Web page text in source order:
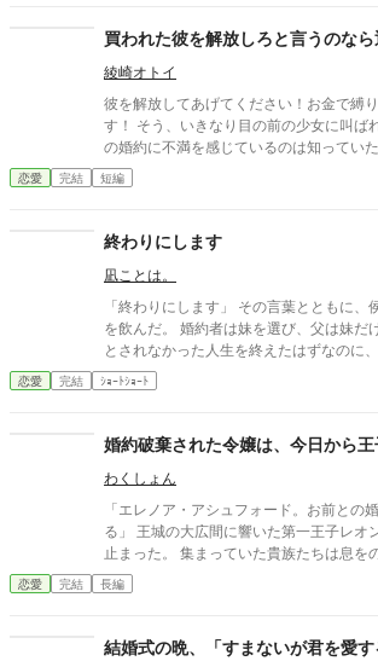
買われた彼を解放しろと言うのなら
綾崎オトイ
彼を解放してあげてください！お金で縛
す！ そう、いきなり目の前の少女に叫ばれたルーナ。 婚約者がこ
の婚約に不満を感じているのは知っていた。 ルーナにはお金
るが、婚約者への愛は無い。 その名前だ
れるほどのルーナの家との繋がりを切っ
あ事実と言えるだろう。だからルーナは
品することにした。 ※勢いだけでざまぁが書きたかっただけの話
ざまぁ要素薄め、恋愛要素も薄め
恋愛 完結 短編
終わりにします
凪ことは。
「終わりにします」 その言葉とともに、侯爵令嬢シルヴィアは毒
を飲んだ。 婚約者は妹を選び、父は妹だけを信じた。 誰にも必要
とされなかった人生を終えたはずなのに
へと時間は巻き戻っていた。 もう、誰かに愛されるためだけに生
きるのはやめよう。 そう決めた彼女は、静かに運命を書き換えて
めの物語。
恋愛 完結 ｼｮｰﾄｼｮｰﾄ
婚約破棄された令嬢は、今日から
わくしょん
「エレノア・アシュフォード。お前との
る」 王城の大広間に響いた第一王子レオンの声に、楽団の演奏が
止まった。 集まっていた貴族たちは息をのみ、次の瞬間にはざわ
めきが広がる。 エレノアはゆっくりと顔を上げた。 目の前では、
王子が腰に手を回した美しい令嬢――侯爵
恋愛 完結 長編
結婚式の晩、「すまないが君を愛す